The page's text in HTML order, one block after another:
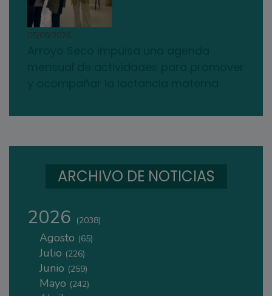
05/08/2026
ARCHIVO DE NOTICIAS
2026 (2038)
Agosto (65)
Julio (226)
Junio (259)
Mayo (242)